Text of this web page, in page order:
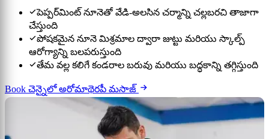
పెప్పర్‌మింట్ నూనెతో వేడి-అలసిన చర్మాన్ని చల్లబరచి తాజాగా
చేస్తుంది
పోషకమైన నూనె మిశ్రమాల ద్వారా జుట్టు మరియు స్కాల్ప్
ఆరోగ్యాన్ని బలపరుస్తుంది
తేమ వల్ల కలిగే కండరాల బరువు మరియు బద్ధకాన్ని తగ్గిస్తుంది
Book చెన్నైలో అరోమాథెరపీ మసాజ్